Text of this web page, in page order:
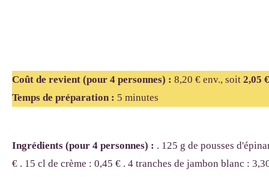
Coût de revient (pour 4 personnes) : 8,20 € env., soit 2,05
Temps de préparation : 5 minutes
Ingrédients (pour 4 personnes) : . 125 g de pousses
€ . 15 cl de crème : 0,45 € . 4 tranches de jambon blanc :